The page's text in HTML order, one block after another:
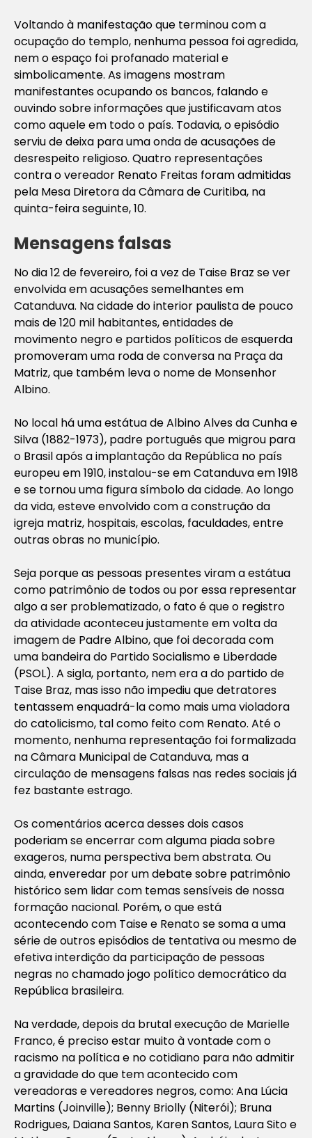
Voltando à manifestação que terminou com a
ocupação do templo, nenhuma pessoa foi agredida,
nem o espaço foi profanado material e
simbolicamente. As imagens mostram
manifestantes ocupando os bancos, falando e
ouvindo sobre informações que justificavam atos
como aquele em todo o país. Todavia, o episódio
serviu de deixa para uma onda de acusações de
desrespeito religioso. Quatro representações
contra o vereador Renato Freitas foram admitidas
pela Mesa Diretora da Câmara de Curitiba, na
quinta-feira seguinte, 10.
Mensagens falsas
No dia 12 de fevereiro, foi a vez de Taise Braz se ver
envolvida em acusações semelhantes em
Catanduva. Na cidade do interior paulista de pouco
mais de 120 mil habitantes, entidades de
movimento negro e partidos políticos de esquerda
promoveram uma roda de conversa na Praça da
Matriz, que também leva o nome de Monsenhor
Albino.
No local há uma estátua de Albino Alves da Cunha e
Silva (1882-1973), padre português que migrou para
o Brasil após a implantação da República no país
europeu em 1910, instalou-se em Catanduva em 1918
e se tornou uma figura símbolo da cidade. Ao longo
da vida, esteve envolvido com a construção da
igreja matriz, hospitais, escolas, faculdades, entre
outras obras no município.
Seja porque as pessoas presentes viram a estátua
como patrimônio de todos ou por essa representar
algo a ser problematizado, o fato é que o registro
da atividade aconteceu justamente em volta da
imagem de Padre Albino, que foi decorada com
uma bandeira do Partido Socialismo e Liberdade
(PSOL). A sigla, portanto, nem era a do partido de
Taise Braz, mas isso não impediu que detratores
tentassem enquadrá-la como mais uma violadora
do catolicismo, tal como feito com Renato. Até o
momento, nenhuma representação foi formalizada
na Câmara Municipal de Catanduva, mas a
circulação de mensagens falsas nas redes sociais já
fez bastante estrago.
Os comentários acerca desses dois casos
poderiam se encerrar com alguma piada sobre
exageros, numa perspectiva bem abstrata. Ou
ainda, enveredar por um debate sobre patrimônio
histórico sem lidar com temas sensíveis de nossa
formação nacional. Porém, o que está
acontecendo com Taise e Renato se soma a uma
série de outros episódios de tentativa ou mesmo de
efetiva interdição da participação de pessoas
negras no chamado jogo político democrático da
República brasileira.
Na verdade, depois da brutal execução de Marielle
Franco, é preciso estar muito à vontade com o
racismo na política e no cotidiano para não admitir
a gravidade do que tem acontecido com
vereadoras e vereadores negros, como: Ana Lúcia
Martins (Joinville); Benny Briolly (Niterói); Bruna
Rodrigues, Daiana Santos, Karen Santos, Laura Sito e